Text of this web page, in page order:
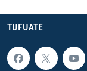
TUFUATE